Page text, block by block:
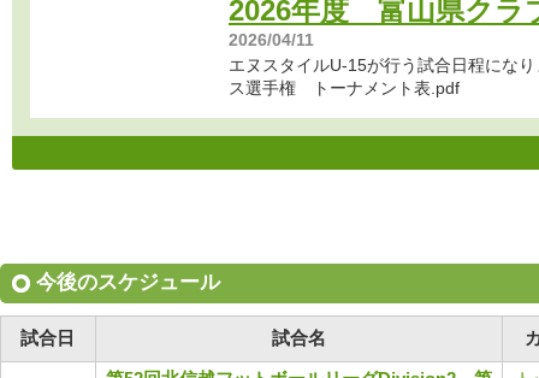
2026年度 富山県クラ
2026/04/11
エヌスタイルU-15が行う試合日程にな
ス選手権 トーナメント表.pdf
今後のスケジュール
試合日 試合名